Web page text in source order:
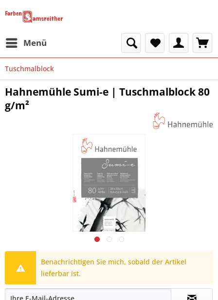
Menü
Tuschmalblock
Hahnemühle Sumi-e | Tuschmalblock 80
g/m²
Benachrichtigen Sie mich, sobald der Artikel
lieferbar ist.